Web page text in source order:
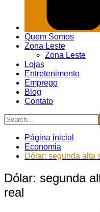
Quem Somos
Zona Leste
Zona Leste
Lojas
Entretenimento
Emprego
Blog
Contato
Página inicial
Economia
Dólar: segunda alta
Dólar: segunda
real